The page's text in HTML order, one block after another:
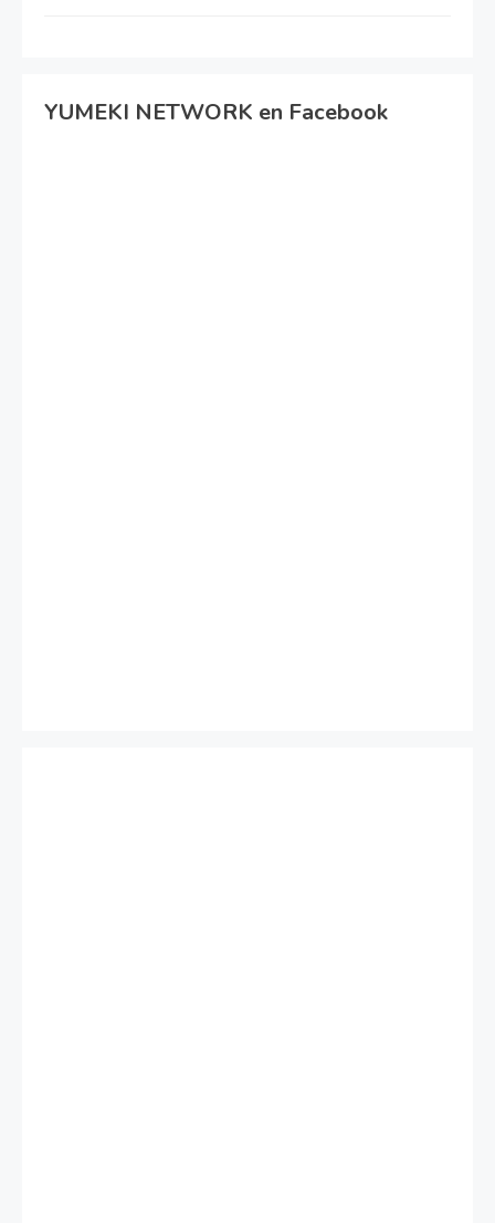
YUMEKI NETWORK en Facebook